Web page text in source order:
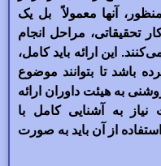
آنها معمولاً بل یک
تحقیقاتی، مراحل انجام
این ارائه باید کامل،
باشد تا بتوانند موضوع
به هیئت داوران ارائه
نیاز به آشنایی کامل با
از آن باید به صورت